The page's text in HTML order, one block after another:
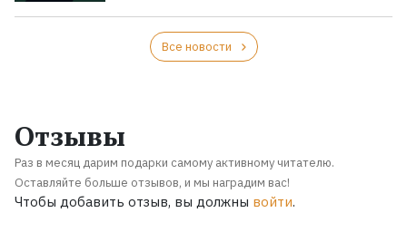
Все новости
Отзывы
Раз в месяц дарим подарки самому активному читателю.
Оставляйте больше отзывов, и мы наградим вас!
Чтобы добавить отзыв, вы должны войти.